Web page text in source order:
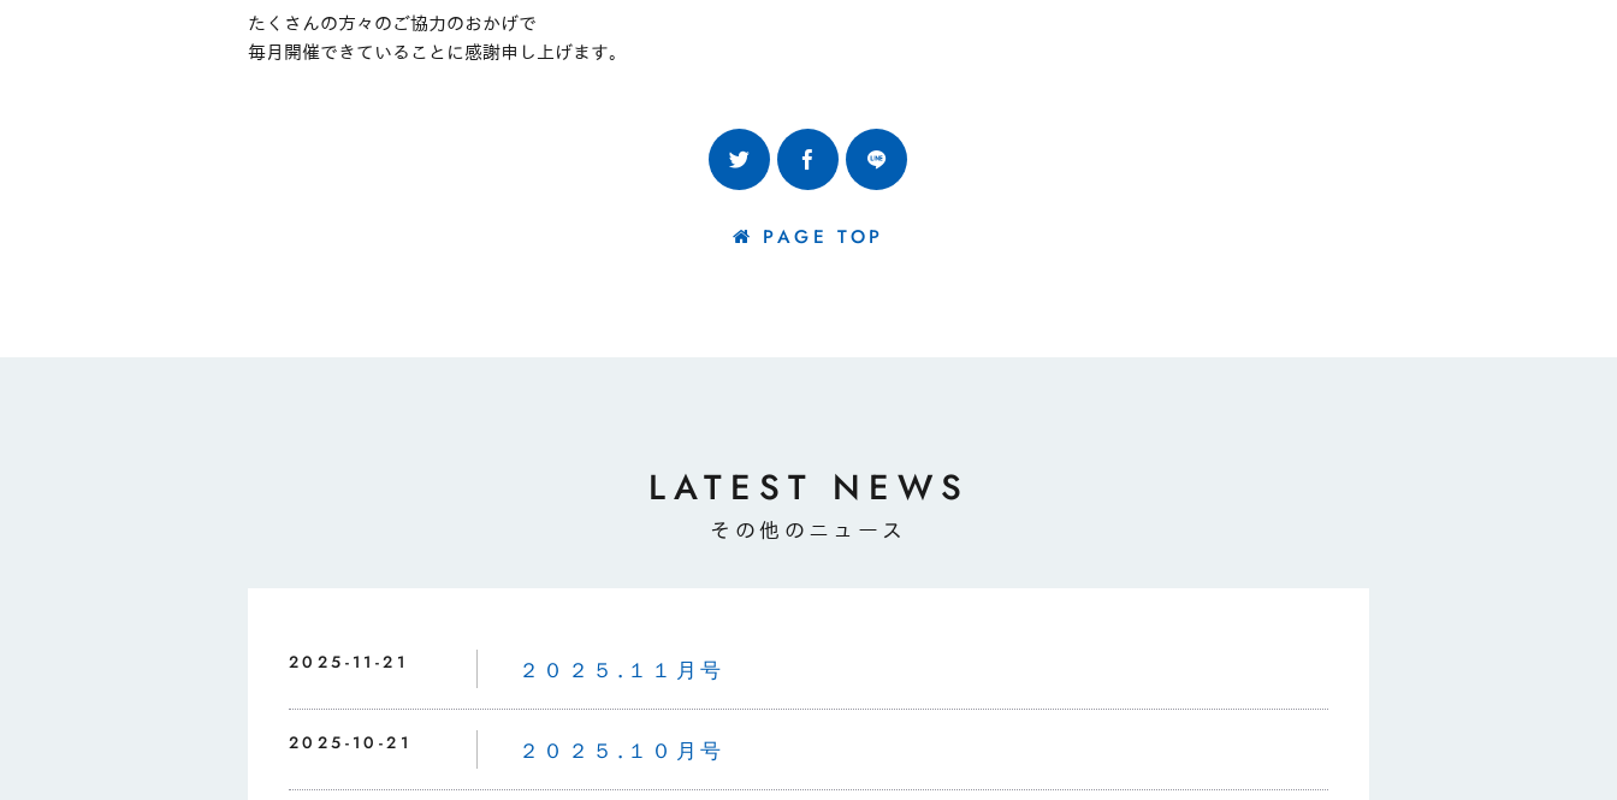
たくさんの方々のご協力のおかげで
毎月開催できていることに感謝申し上げます。
PAGE TOP
LATEST NEWS
その他のニュース
2025-11-21 ２０２５.１１月号
2025-10-21 ２０２５.１０月号